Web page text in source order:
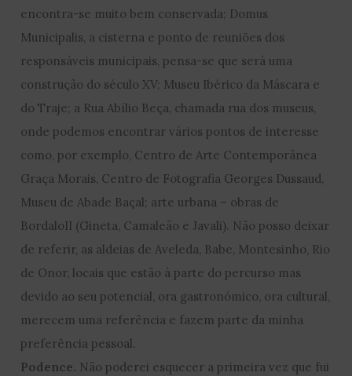
encontra-se muito bem conservada; Domus
Municipalis, a cisterna e ponto de reuniões dos
responsáveis municipais, pensa-se que será uma
construção do século XV; Museu Ibérico da Máscara e
do Traje; a Rua Abílio Beça, chamada rua dos museus,
onde podemos encontrar vários pontos de interesse
como, por exemplo, Centro de Arte Contemporânea
Graça Morais, Centro de Fotografia Georges Dussaud,
Museu de Abade Baçal; arte urbana – obras de
BordaloII (Gineta, Camaleão e Javali). Não posso deixar
de referir, as aldeias de Aveleda, Babe, Montesinho, Rio
de Onor, locais que estão à parte do percurso mas
devido ao seu potencial, ora gastronómico, ora cultural,
merecem uma referência e fazem parte da minha
preferência pessoal.
Podence. Não poderei esquecer a primeira vez que fui